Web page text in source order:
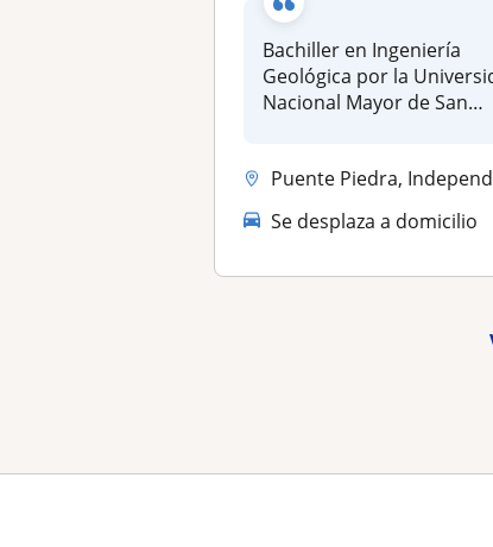
Bachiller en Ingeniería
Geológica por la
Nacional Mayor de San
Puente Piedra, Independencia, Los Olivos, San
Se desplaza a domicilio